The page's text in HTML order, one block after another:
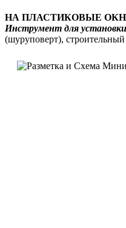
НА ПЛАСТИКОВЫЕ ОКНА
Инструмент для
(шуруповерт),